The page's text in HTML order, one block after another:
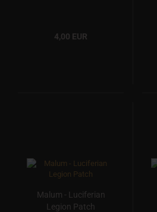
4,00 EUR
Malum - Luciferian
Legion Patch